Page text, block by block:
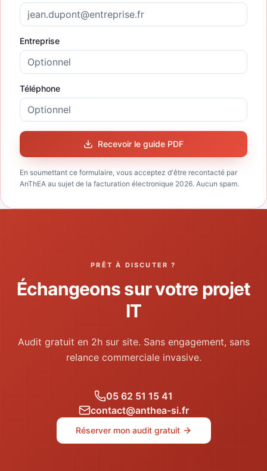
Entreprise
Téléphone
Recevoir le guide PDF
En soumettant ce formulaire, vous acceptez d'être recontacté par
AnThEA au sujet de la facturation électronique 2026. Aucun spam.
PRÊT À DISCUTER ?
Échangeons sur votre projet
IT
Audit gratuit en 2h sur site. Sans engagement, sans
relance commerciale invasive.
05 62 51 15 41
contact@anthea-si.fr
Réserver mon audit gratuit